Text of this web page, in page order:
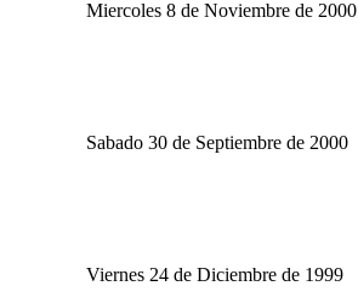
Miercoles 8 de Noviembre de 2000
Sabado 30 de Septiembre de 2000
Viernes 24 de Diciembre de 1999